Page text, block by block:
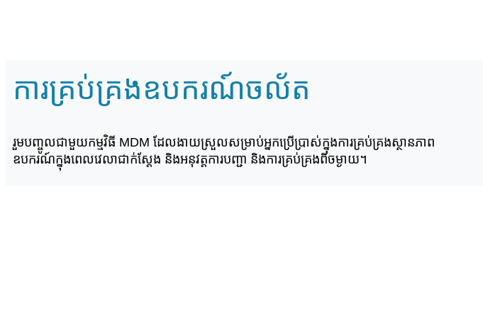
ការគ្រប់គ្រងឧបករណ៍ចល័ត
រួមបញ្ចូលជាមួយកម្មវិធី MDM ដែលងាយស្រួលសម្រាប់អ្នកប្រើប្រាស់ក្នុងការគ្រប់គ្រងស្ថានភាព
ឧបករណ៍ក្នុងពេលវេលាជាក់ស្តែង និងអនុវត្តការបញ្ជា និងការគ្រប់គ្រងពីចម្ងាយ។